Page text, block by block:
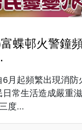
蝶邨火警鐘
6月起頻繁出現消防
日常生活造成嚴重
度...